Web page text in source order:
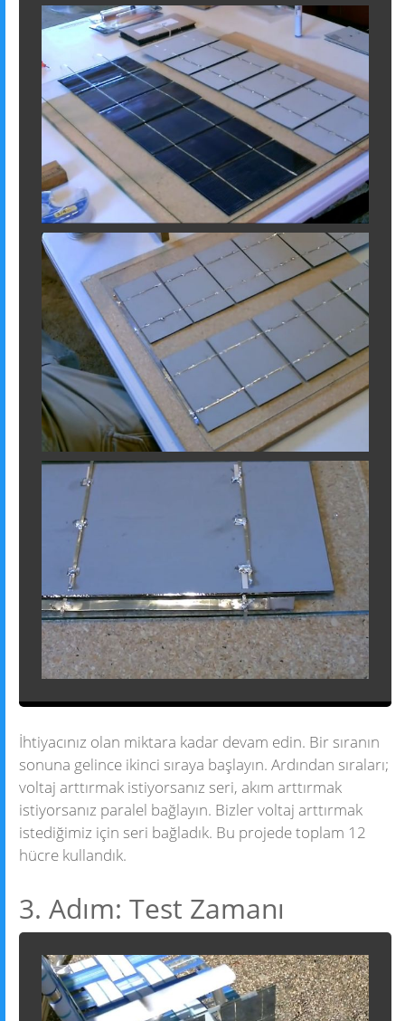
İhtiyacınız olan miktara kadar devam edin. Bir sıranın
sonuna gelince ikinci sıraya başlayın. Ardından sıraları;
voltaj arttırmak istiyorsanız seri, akım arttırmak
istiyorsanız paralel bağlayın. Bizler voltaj arttırmak
istediğimiz için seri bağladık. Bu projede toplam 12
hücre kullandık.
3. Adım: Test Zamanı